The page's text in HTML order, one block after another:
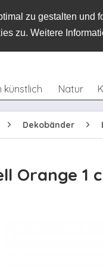
zu gestalten und
zu. Weitere
künstlich Natur
Dekobänder
Orange 1